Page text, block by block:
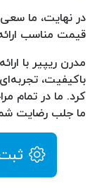
در نهایت، ما سعی
قیمت مناسب
مدرن ریپیر با
باکیفیت،
کرد. ما در تمام
ما جلب رضایت